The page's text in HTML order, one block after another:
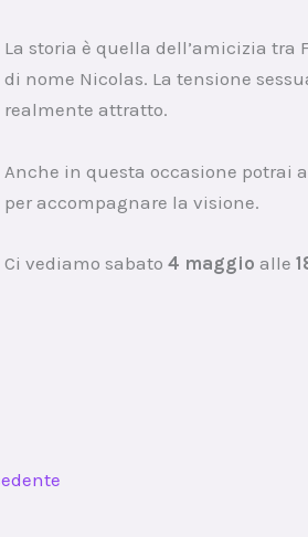
La storia è quella dell’amicizia
di nome Nicolas. La tensione
realmente attratto.
Anche in questa occasione potrai
per accompagnare la visione.
Ci vediamo sabato4 maggio alle